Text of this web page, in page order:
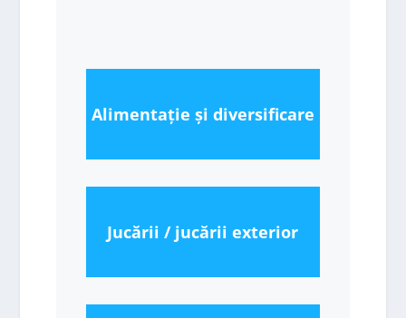
Alimentație și diversificare
Jucării / jucării exterior